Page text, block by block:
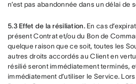
n’est pas abandonnée dans un délai de
5.3 Effet de la résiliation. En cas
présent Contrat et/ou du Bon de
quelque raison que ce soit, toutes les
autres droits accordés au Client en
résilié seront immédiatement terminés,
immédiatement d’utiliser le Service.